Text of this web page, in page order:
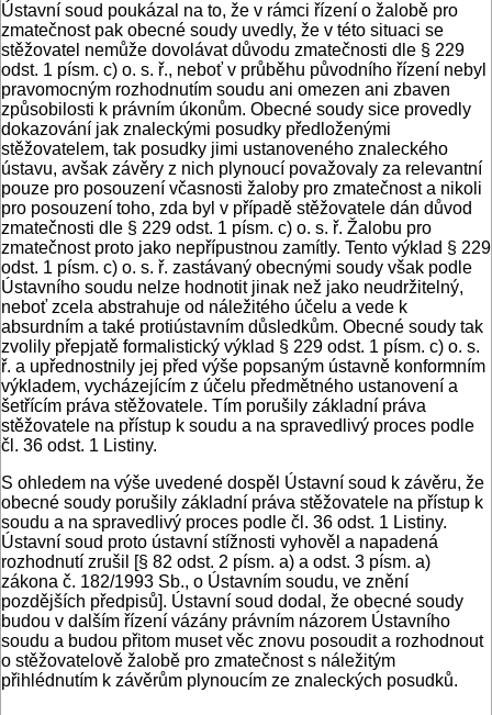
Ústavní soud poukázal na to, že v rámci řízení o žalobě pro
zmatečnost pak obecné soudy uvedly, že v této situaci se
stěžovatel nemůže dovolávat důvodu zmatečnosti dle § 229
odst. 1 písm. c) o. s. ř., neboť v průběhu původního řízení nebyl
pravomocným rozhodnutím soudu ani omezen ani zbaven
způsobilosti k právním úkonům. Obecné soudy sice provedly
dokazování jak znaleckými posudky předloženými
stěžovatelem, tak posudky jimi ustanoveného znaleckého
ústavu, avšak závěry z nich plynoucí považovaly za relevantní
pouze pro posouzení včasnosti žaloby pro zmatečnost a nikoli
pro posouzení toho, zda byl v případě stěžovatele dán důvod
zmatečnosti dle § 229 odst. 1 písm. c) o. s. ř. Žalobu pro
zmatečnost proto jako nepřípustnou zamítly. Tento výklad § 229
odst. 1 písm. c) o. s. ř. zastávaný obecnými soudy však podle
Ústavního soudu nelze hodnotit jinak než jako neudržitelný,
neboť zcela abstrahuje od náležitého účelu a vede k
absurdním a také protiústavním důsledkům. Obecné soudy tak
zvolily přepjatě formalistický výklad § 229 odst. 1 písm. c) o. s.
ř. a upřednostnily jej před výše popsaným ústavně konformním
výkladem, vycházejícím z účelu předmětného ustanovení a
šetřícím práva stěžovatele. Tím porušily základní práva
stěžovatele na přístup k soudu a na spravedlivý proces podle
čl. 36 odst. 1 Listiny.
S ohledem na výše uvedené dospěl Ústavní soud k závěru, že
obecné soudy porušily základní práva stěžovatele na přístup k
soudu a na spravedlivý proces podle čl. 36 odst. 1 Listiny.
Ústavní soud proto ústavní stížnosti vyhověl a napadená
rozhodnutí zrušil [§ 82 odst. 2 písm. a) a odst. 3 písm. a)
zákona č. 182/1993 Sb., o Ústavním soudu, ve znění
pozdějších předpisů]. Ústavní soud dodal, že obecné soudy
budou v dalším řízení vázány právním názorem Ústavního
soudu a budou přitom muset věc znovu posoudit a rozhodnout
o stěžovatelově žalobě pro zmatečnost s náležitým
přihlédnutím k závěrům plynoucím ze znaleckých posudků.